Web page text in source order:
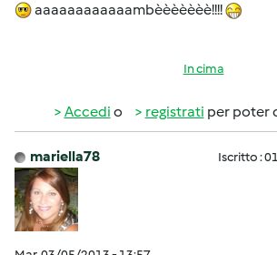
aaaaaaaaaaaambèèèèèèè!!!!
In cima
Accedi o registrati per poter
mariella78 Iscritto :